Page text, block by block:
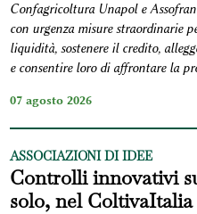
Confagricoltura Unapol e
con urgenza misure straordinarie
liquidità, sostenere il credito,
e consentire loro di affrontare la
07 agosto 2026
ASSOCIAZIONI DI IDEE
Controlli innovativi
solo, nel ColtivaItalia